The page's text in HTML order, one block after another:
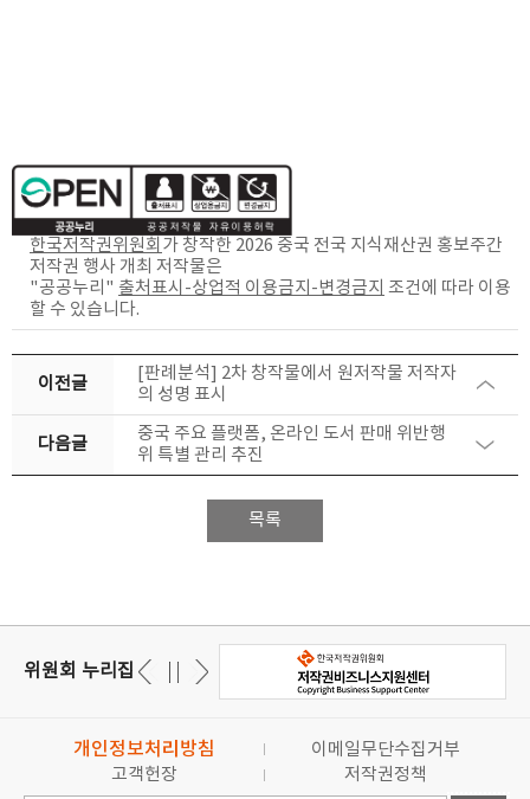
한국저작권위원회 가 창작한 2026 중국 전국 지식재산권 홍보주간
저작권 행사 개최 저작물은
"공공누리" 출처표시-상업적 이용금지-변경금지 조건에 따라 이용
할 수 있습니다.
이전글
[판례분석] 2차 창작물에서 원저작물 저작자
의 성명 표시
다음글
중국 주요 플랫폼, 온라인 도서 판매 위반행
위 특별 관리 추진
목록
위원회 누리집
개인정보처리방침
이메일무단수집거부
고객헌장
저작권정책